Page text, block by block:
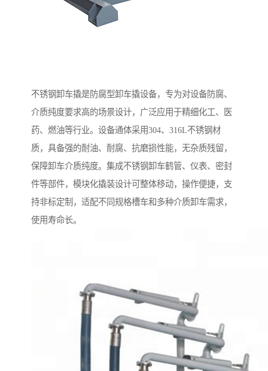
不锈钢卸车撬是防腐型卸车撬设备，专为对设备防腐、
介质纯度要求高的场景设计，广泛应用于精细化工、医
药、燃油等行业。设备通体采用304、316L不锈钢材
质，具备强的耐油、耐腐、抗磨损性能，无杂质残留，
保障卸车介质纯度。集成不锈钢卸车鹤管、仪表、密封
件等部件，模块化撬装设计可整体移动，操作便捷，支
持非标定制，适配不同规格槽车和多种介质卸车需求，
使用寿命长。